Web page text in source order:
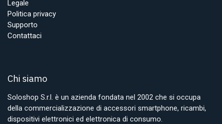
Legale
Politica privacy
Supporto
Contattaci
Chi siamo
Soloshop S.r.l. è un azienda fondata nel 2002 che si occupa
della commercializzazione di accessori smartphone, ricambi,
dispositivi elettronici ed elettronica di consumo.